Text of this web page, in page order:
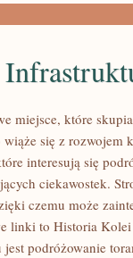
miejsce, które
się z
interesują się
ciekawostek.
czemu może
linki to Historia
jest podróżowanie